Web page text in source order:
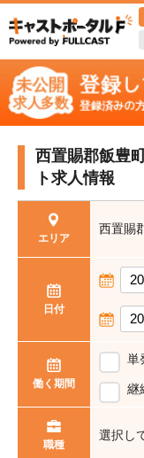
西置賜郡飯豊
ト求人情報
エリア
西置賜
日付
働く期間
単
継
職種
選択し